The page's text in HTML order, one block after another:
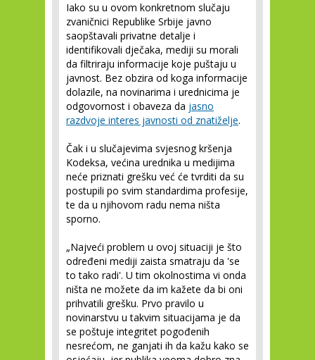
Iako su u ovom konkretnom slučaju
zvaničnici Republike Srbije javno
saopštavali privatne detalje i
identifikovali dječaka, mediji su morali
da filtriraju informacije koje puštaju u
javnost. Bez obzira od koga informacije
dolazile, na novinarima i urednicima je
odgovornost i obaveza da jasno
razdvoje interes javnosti od znatiželje.
Čak i u slučajevima svjesnog kršenja
Kodeksa, većina urednika u medijima
neće priznati grešku već će tvrditi da su
postupili po svim standardima profesije,
te da u njihovom radu nema ništa
sporno.
„Najveći problem u ovoj situaciji je što
određeni mediji zaista smatraju da 'se
to tako radi'. U tim okolnostima vi onda
ništa ne možete da im kažete da bi oni
prihvatili grešku. Prvo pravilo u
novinarstvu u takvim situacijama je da
se poštuje integritet pogođenih
nesrećom, ne ganjati ih da kažu kako se